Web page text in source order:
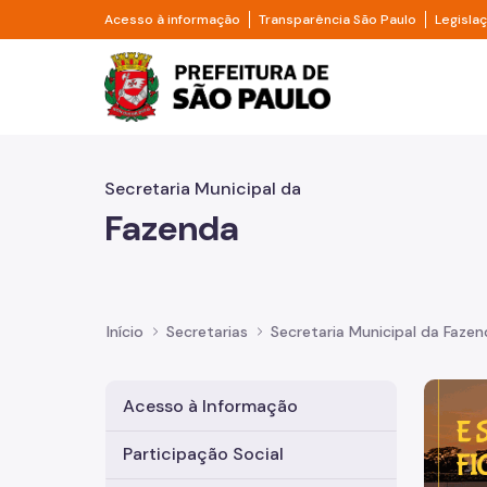
Pular para o Conteúdo principal
Acesso à informação Divisor de acesso à informação
Transparência São Paulo Divisor
Prefeitura de São
Secretaria Municipal da
Fazenda
Início Secretarias Secretaria Municipal da
Acesso à Informação
Participação Social